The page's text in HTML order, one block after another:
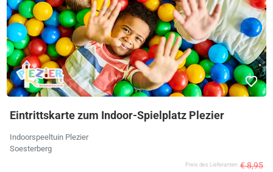
Eintrittskarte zum Indoor-Spielplatz Plezier
Indoorspeeltuin Plezier
Soesterberg
Preis des Lieferanten € 8,95